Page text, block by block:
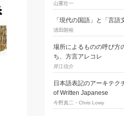
山重壮一
「現代の国語」と「言語
清田朗裕
場所によるものの呼び方
ち、方言アレコレ
岸江信介
日本語表記のアーキテク
of Written Japanese
今野真二・Chris Lowy